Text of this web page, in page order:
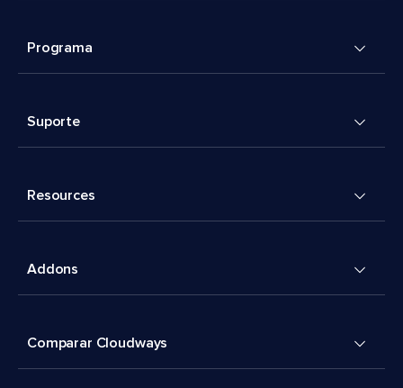
Programa
Suporte
Resources
Addons
Comparar Cloudways